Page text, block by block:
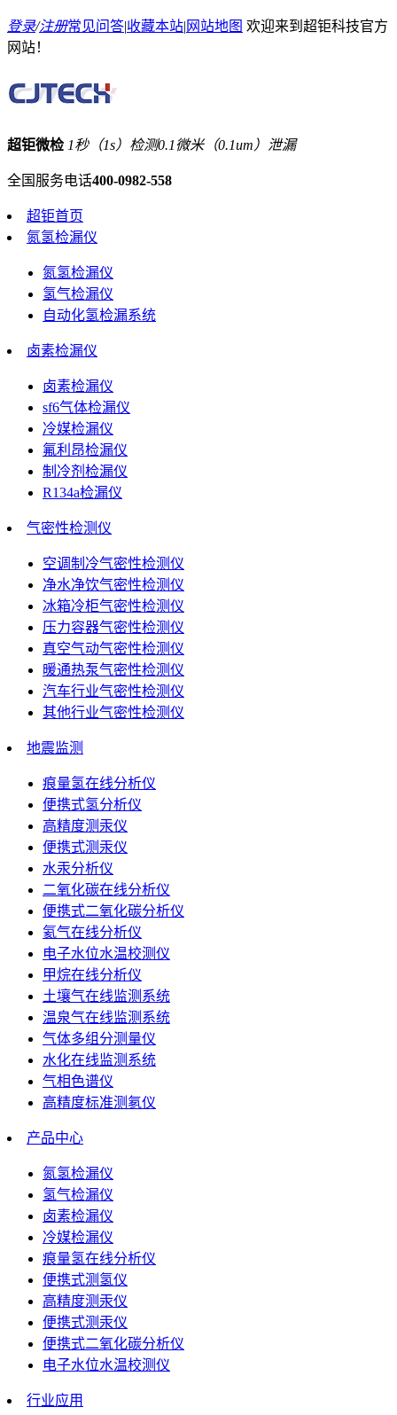
登录/注册常见问答|收藏本站| 网站地图 欢迎来到超钜科技官方
网站！
超钜微检 1秒（1s）检测0.1微米（0.1um）泄漏
全国服务电话400-0982-558
超钜首页
氮氢检漏仪
氮氢检漏仪
氢气检漏仪
自动化氢检漏系统
卤素检漏仪
卤素检漏仪
sf6气体检漏仪
冷媒检漏仪
氟利昂检漏仪
制冷剂检漏仪
R134a检漏仪
气密性检测仪
空调制冷气密性检测仪
净水净饮气密性检测仪
冰箱冷柜气密性检测仪
压力容器气密性检测仪
真空气动气密性检测仪
暖通热泵气密性检测仪
汽车行业气密性检测仪
其他行业气密性检测仪
地震监测
痕量氢在线分析仪
便携式氢分析仪
高精度测汞仪
便携式测汞仪
水汞分析仪
二氧化碳在线分析仪
便携式二氧化碳分析仪
氦气在线分析仪
电子水位水温校测仪
甲烷在线分析仪
土壤气在线监测系统
温泉气在线监测系统
气体多组分测量仪
水化在线监测系统
气相色谱仪
高精度标准测氡仪
产品中心
氮氢检漏仪
氢气检漏仪
卤素检漏仪
冷媒检漏仪
痕量氢在线分析仪
便携式测氢仪
高精度测汞仪
便携式测汞仪
便携式二氧化碳分析仪
电子水位水温校测仪
行业应用